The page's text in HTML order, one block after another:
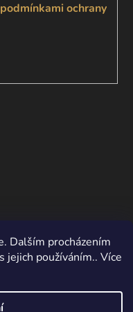
Dalším procházením
používáním.. Více
podmínkami ochrany